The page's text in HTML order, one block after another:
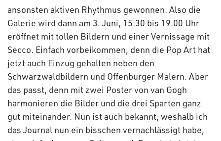
ansonsten aktiven Rhythmus gewonnen. Also die
Galerie wird dann am 3. Juni, 15.30 bis 19.00 Uhr
eröffnet mit tollen Bildern und einer Vernissage mit
Secco. Einfach vorbeikommen, denn die Pop Art hat
jetzt auch Einzug gehalten neben den
Schwarzwaldbildern und Offenburger Malern. Aber
das passt, denn mit zwei Poster von van Gogh
harmonieren die Bilder und die drei Sparten ganz
gut miteinander. Nun ist auch bekannt, weshalb ich
das Journal nun ein bisschen vernachlässigt habe,